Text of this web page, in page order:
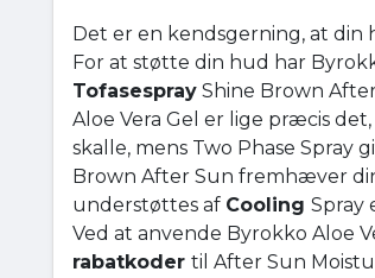
Det er en kendsgerning, at
For at støtte din hud har
Tofasespray Shine Brown
Aloe Vera Gel er lige præcis
skalle, mens Two Phase Spray
Brown After Sun fremhæver
understøttes af Cooling Spray
Ved at anvende Byrokko Aloe
rabatkoder til After Sun